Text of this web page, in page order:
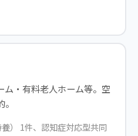
ム・有料老人ホーム等。空
） 1件、認知症対応型共同